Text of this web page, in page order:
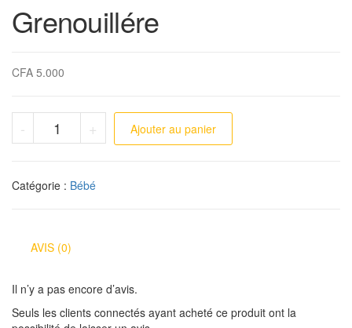
Grenouillére
CFA 5.000
- quantité de Grenouillére
+ Ajouter au panier
Catégorie : Bébé
AVIS (0)
Il n’y a pas encore d’avis.
Seuls les clients connectés ayant acheté ce produit ont la